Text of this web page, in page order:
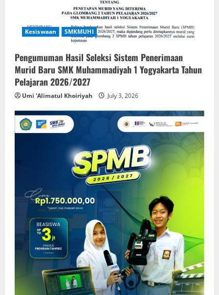
Kesiswaan SMKMUHI
Pengumuman Hasil Seleksi Sistem Penerimaan
Murid Baru SMK Muhammadiyah 1 Yogyakarta Tahun
Pelajaran 2026/2027
Umi 'Alimatul Khoiriyah July 3, 2026